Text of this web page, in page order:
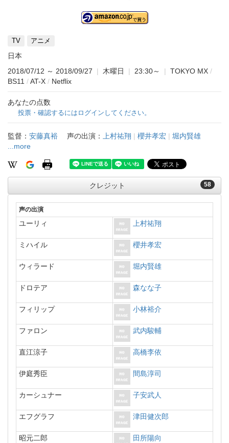
TV アニメ
日本
2018/07/12 ～ 2018/09/27 | 木曜日 | 23:30～ | TOKYO MX /
BS11 /AT-X / Netflix
あなたの点数
投票・確認するにはログインしてください。
監督： 安藤真裕 声の出演： 上村祐翔 | 櫻井孝宏 | 堀内賢雄
...more
58
クレジット
声の出演
ユーリィ 上村祐翔
ミハイル 櫻井孝宏
ウィラード 堀内賢雄
ドロテア 森なな子
フィリップ 小林裕介
ファロン 武内駿輔
直江涼子 高橋李依
伊庭秀臣 間島淳司
カーシュナー 子安武人
エフグラフ 津田健次郎
昭元二郎 田所陽向